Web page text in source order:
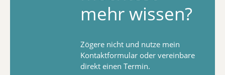
mehr wissen?
Zögere nicht und nutze mein
Kontaktformular oder vereinbare
direkt einen Termin.